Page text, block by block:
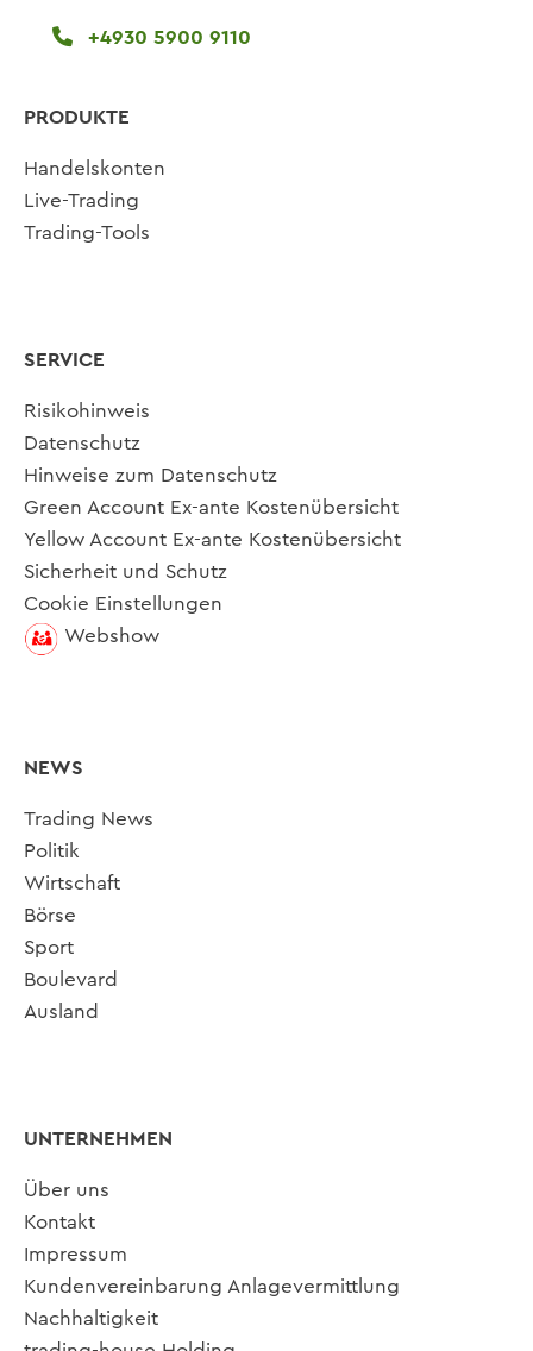
+4930 5900 9110
PRODUKTE
Handelskonten
Live-Trading
Trading-Tools
SERVICE
Risikohinweis
Datenschutz
Hinweise zum Datenschutz
Green Account Ex-ante Kostenübersicht
Yellow Account Ex-ante Kostenübersicht
Sicherheit und Schutz
Cookie Einstellungen
Webshow
NEWS
Trading News
Politik
Wirtschaft
Börse
Sport
Boulevard
Ausland
UNTERNEHMEN
Über uns
Kontakt
Impressum
Kundenvereinbarung Anlagevermittlung
Nachhaltigkeit